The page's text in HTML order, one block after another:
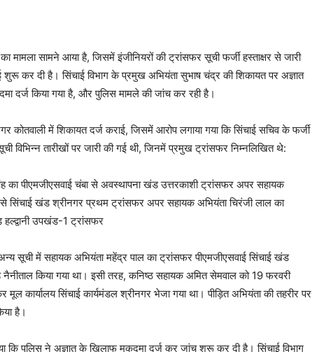
मामला सामने आया है, जिसमें इंजीनियरों की ट्रांसफर सूची फर्जी हस्ताक्षर से जारी
कर दी है। सिंचाई विभाग के प्रमुख अभियंता सुभाष चंद्र की शिकायत पर अज्ञात
दर्ज किया गया है, और पुलिस मामले की जांच कर रही है।
कोतवाली में शिकायत दर्ज कराई, जिसमें आरोप लगाया गया कि सिंचाई सचिव के फर्जी
विभिन्न तारीखों पर जारी की गई थी, जिनमें प्रमुख ट्रांसफर निम्नलिखित थे:
का पीएमजीएसवाई चंबा से अवस्थापना खंड उत्तरकाशी ट्रांसफर अपर सहायक
से सिंचाई खंड श्रीनगर प्रथम ट्रांसफर अपर सहायक अभियंता चिरंजी लाल का
हल्द्वानी उपखंड-1 ट्रांसफर
सूची में सहायक अभियंता महेंद्र पाल का ट्रांसफर पीएमजीएसवाई सिंचाई खंड
किया गया था। इसी तरह, कनिष्ठ सहायक अमित सेमवाल को 19 फरवरी
सिंचाई कार्यमंडल श्रीनगर भेजा गया था। पीड़ित अभियंता की तहरीर पर
है।
कि पुलिस ने अज्ञात के खिलाफ मुकदमा दर्ज कर जांच शुरू कर दी है। सिंचाई विभाग